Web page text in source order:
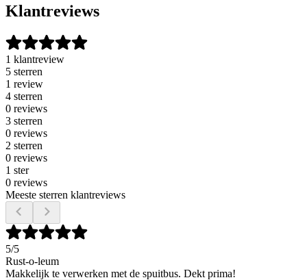
Klantreviews
1 klantreview
5 sterren
1 review
4 sterren
0 reviews
3 sterren
0 reviews
2 sterren
0 reviews
1 ster
0 reviews
Meeste sterren klantreviews
5/5
Rust-o-leum
Makkelijk te verwerken met de spuitbus. Dekt prima!